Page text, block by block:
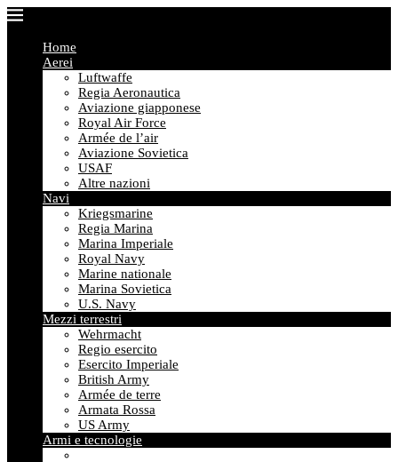
Home
Aerei
Luftwaffe
Regia Aeronautica
Aviazione giapponese
Royal Air Force
Armée de l’air
Aviazione Sovietica
USAF
Altre nazioni
Navi
Kriegsmarine
Regia Marina
Marina Imperiale
Royal Navy
Marine nationale
Marina Sovietica
U.S. Navy
Mezzi terrestri
Wehrmacht
Regio esercito
Esercito Imperiale
British Army
Armée de terre
Armata Rossa
US Army
Armi e tecnologie